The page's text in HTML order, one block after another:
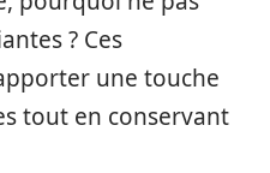
? Ces
une touche
tout en conservant